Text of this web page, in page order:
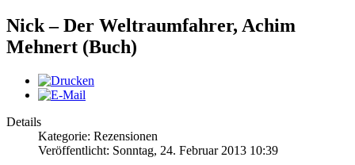
Nick – Der Weltraumfahrer, Achim
Mehnert (Buch)
Details
Kategorie: Rezensionen
Veröffentlicht: Sonntag, 24. Februar 2013 10:39